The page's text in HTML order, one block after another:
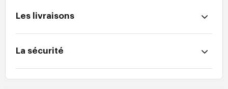
Les livraisons
La sécurité